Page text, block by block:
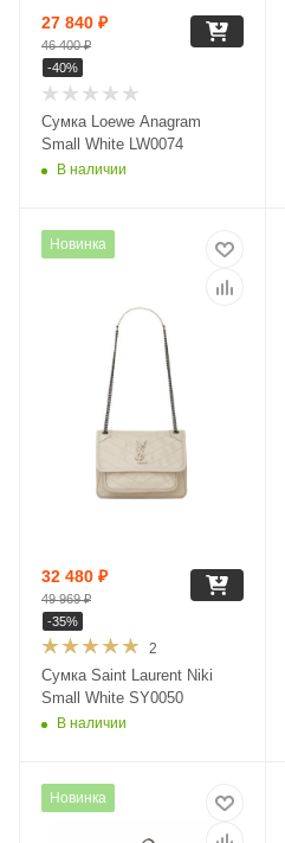
Сумка Loewe Anagram
Small White LW0074
В наличии
27 840 ₽
46 400₽
-40%
Новинка
2
Сумка Saint Laurent Niki
Small White SY0050
В наличии
32 480 ₽
49 969₽
-35%
Новинка